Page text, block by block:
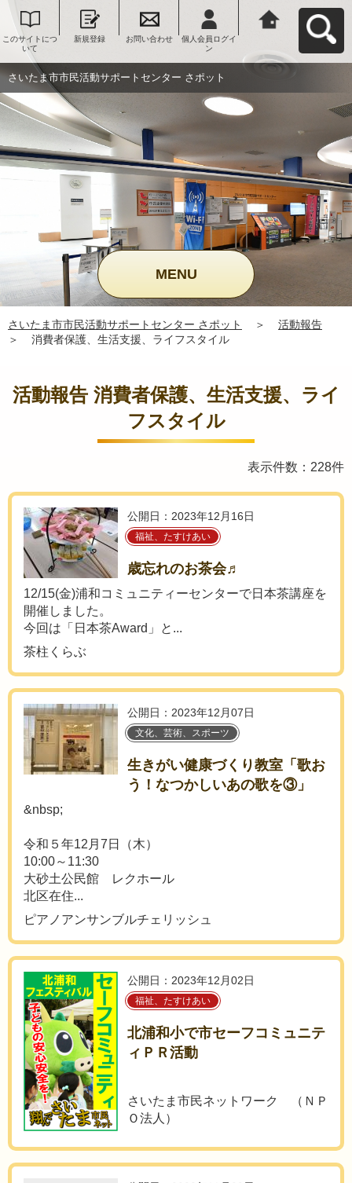
このサイトにつ
いて
新規登録 お問い合わせ
個人会員ログイ
ン
ンター さポット
へ戻る
さいたま市市民活動サポートセンター さポット
MENU
さいたま市市民活動サポートセンター さポット ＞
活動報告
＞
消費者保護、生活支援、ライフスタイル
活動報告 消費者保護、生活支援、ライ
フスタイル
表示件数：228件
公開日：2023年12月16日
福祉、たすけあい
歳忘れのお茶会♬
12/15(金)浦和コミュニティーセンターで日本茶講座を
開催しました。
今回は「日本茶Award」と...
茶柱くらぶ
公開日：2023年12月07日
文化、芸術、スポーツ
生きがい健康づくり教室「歌お
う！なつかしいあの歌を③」
&nbsp;
令和５年12月7日（木）
10:00～11:30
大砂土公民館 レクホール
北区在住...
ピアノアンサンブルチェリッシュ
公開日：2023年12月02日
福祉、たすけあい
北浦和小で市セーフコミュニテ
ィＰＲ活動
さいたま市民ネットワーク （ＮＰ
Ｏ法人）